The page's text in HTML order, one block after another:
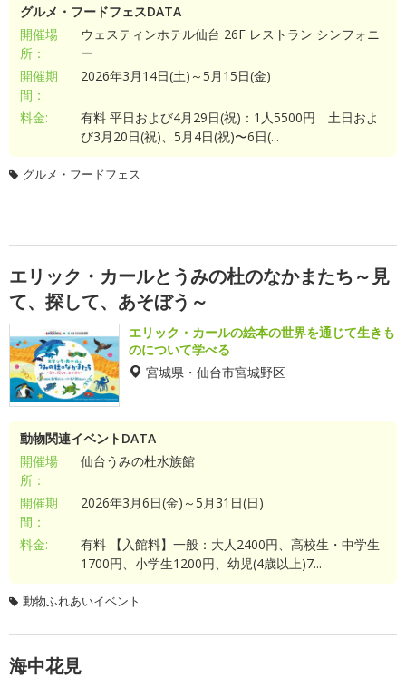
グルメ・フードフェスDATA
開催場
所：
ウェスティンホテル仙台 26F レストラン シンフォニ
ー
開催期
間：
2026年3月14日(土)～5月15日(金)
料金:
有料 平日および4月29日(祝)：1人5500円 土日およ
び3月20日(祝)、5月4日(祝)〜6日(...
グルメ・フードフェス
エリック・カールとうみの杜のなかまたち～見
て、探して、あそぼう～
エリック・カールの絵本の世界を通じて生きも
のについて学べる
宮城県・仙台市宮城野区
動物関連イベントDATA
開催場
所：
仙台うみの杜水族館
開催期
間：
2026年3月6日(金)～5月31日(日)
料金:
有料 【入館料】一般：大人2400円、高校生・中学生
1700円、小学生1200円、幼児(4歳以上)7...
動物ふれあいイベント
海中花見